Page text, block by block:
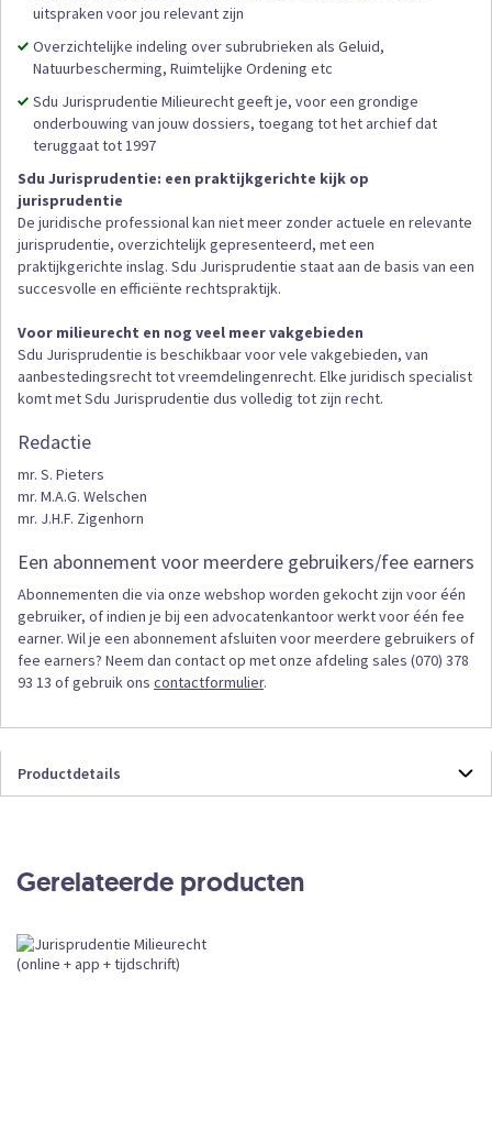
uitspraken voor jou relevant zijn
Overzichtelijke indeling over subrubrieken als Geluid,
Natuurbescherming, Ruimtelijke Ordening etc
Sdu Jurisprudentie Milieurecht geeft je, voor een grondige
onderbouwing van jouw dossiers, toegang tot het archief dat
teruggaat tot 1997
Sdu Jurisprudentie: een praktijkgerichte kijk op
jurisprudentie
De juridische professional kan niet meer zonder actuele en relevante
jurisprudentie, overzichtelijk gepresenteerd, met een
praktijkgerichte inslag. Sdu Jurisprudentie staat aan de basis van een
succesvolle en efficiënte rechtspraktijk.
Voor milieurecht en nog veel meer vakgebieden
Sdu Jurisprudentie is beschikbaar voor vele vakgebieden, van
aanbestedingsrecht tot vreemdelingenrecht. Elke juridisch specialist
komt met Sdu Jurisprudentie dus volledig tot zijn recht.
Redactie
mr. S. Pieters
mr. M.A.G. Welschen
mr. J.H.F. Zigenhorn
Een abonnement voor meerdere gebruikers/fee earners
Abonnementen die via onze webshop worden gekocht zijn voor één
gebruiker, of indien je bij een advocatenkantoor werkt voor één fee
earner. Wil je een abonnement afsluiten voor meerdere gebruikers of
fee earners? Neem dan contact op met onze afdeling sales (070) 378
93 13 of gebruik ons contactformulier.
Productdetails
Abonnement
Subscription
Leverbaar
Gerelateerde producten